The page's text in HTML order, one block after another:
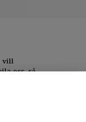
vill
oss, så